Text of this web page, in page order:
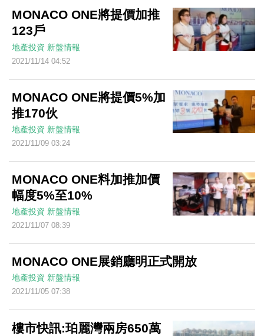
MONACO ONE將提價加推
123戶
地產投資 新盤情報
2021/11/14 04:52
MONACO ONE將提價5%加
推170伙
地產投資 新盤情報
2021/11/09 03:24
MONACO ONE料加推加價
幅度5%至10%
地產投資 新盤情報
2021/11/07 08:39
MONACO ONE展銷廳明正式開放
地產投資 新盤情報
2021/11/05 07:38
樓市快訊:珀麗灣兩房650萬